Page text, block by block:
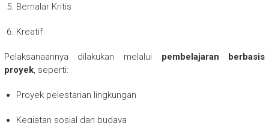
Bernalar Kritis
Kreatif
Pelaksanaannya dilakukan melalui pembelajaran berbasis
proyek, seperti:
Proyek pelestarian lingkungan
Kegiatan sosial dan budaya